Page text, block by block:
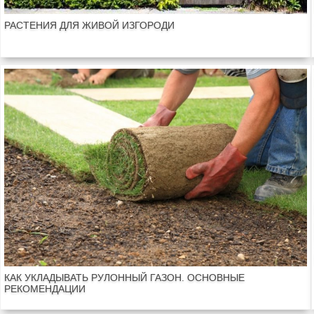
РАСТЕНИЯ ДЛЯ ЖИВОЙ ИЗГОРОДИ
КАК УКЛАДЫВАТЬ РУЛОННЫЙ ГАЗОН. ОСНОВНЫЕ
РЕКОМЕНДАЦИИ